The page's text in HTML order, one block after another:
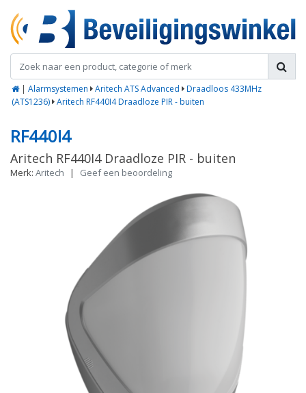
| Alarmsystemen Aritech ATS Advanced
Draadloos 433MHz
(ATS1236) Aritech RF440I4 Draadloze PIR - buiten
RF440I4
Aritech RF440I4 Draadloze PIR - buiten
Merk: Aritech | Geef een beoordeling